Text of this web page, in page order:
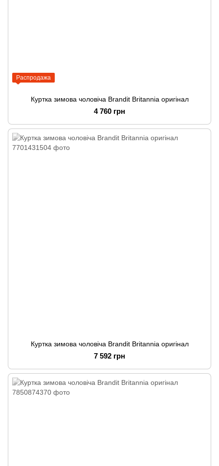
Распродажа
Куртка зимова чоловіча Brandit Britannia оригінал
4 760 грн
Куртка зимова чоловіча Brandit Britannia оригінал
7 592 грн